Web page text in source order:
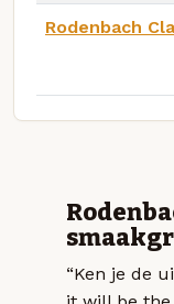
Rodenbach
“Ken je de